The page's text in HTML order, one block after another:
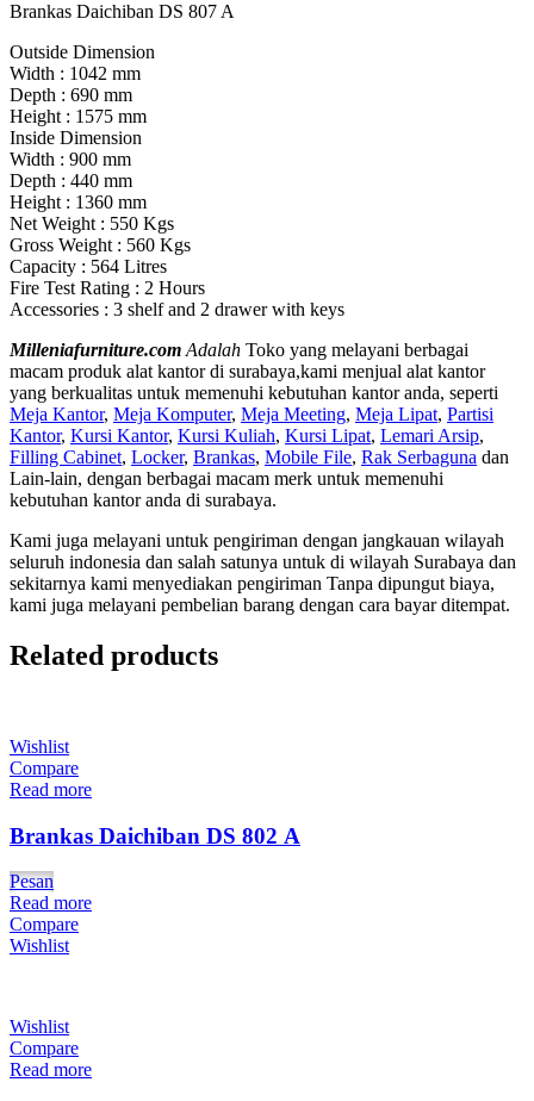
Brankas Daichiban DS 807 A
Outside Dimension
Width : 1042 mm
Depth : 690 mm
Height : 1575 mm
Inside Dimension
Width : 900 mm
Depth : 440 mm
Height : 1360 mm
Net Weight : 550 Kgs
Gross Weight : 560 Kgs
Capacity : 564 Litres
Fire Test Rating : 2 Hours
Accessories : 3 shelf and 2 drawer with keys
Milleniafurniture.com Adalah Toko yang melayani berbagai
macam produk alat kantor di surabaya,kami menjual alat kantor
yang berkualitas untuk memenuhi kebutuhan kantor anda, seperti
Meja Kantor, Meja Komputer, Meja Meeting, Meja Lipat, Partisi
Kantor, Kursi Kantor, Kursi Kuliah, Kursi Lipat, Lemari Arsip,
Filling Cabinet, Locker, Brankas, Mobile File, Rak Serbaguna dan
Lain-lain, dengan berbagai macam merk untuk memenuhi
kebutuhan kantor anda di surabaya.
Kami juga melayani untuk pengiriman dengan jangkauan wilayah
seluruh indonesia dan salah satunya untuk di wilayah Surabaya dan
sekitarnya kami menyediakan pengiriman Tanpa dipungut biaya,
kami juga melayani pembelian barang dengan cara bayar ditempat.
Related products
Wishlist
Compare
Read more
Brankas Daichiban DS 802 A
Pesan
Read more
Compare
Wishlist
Wishlist
Compare
Read more